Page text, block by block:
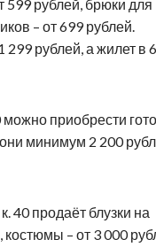
599 рублей, брюки для
– от 699 рублей.
рублей, а жилет в
приобрести
минимум 2 200
40 продаёт блузки на
костюмы – от 3 000